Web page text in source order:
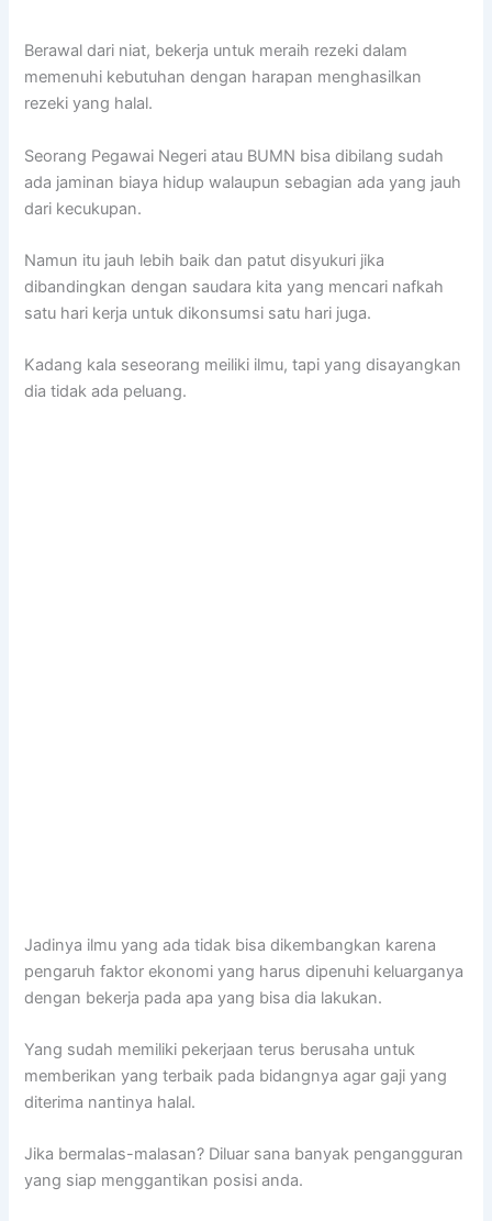
Berawal dari niat, bekerja untuk meraih rezeki dalam
memenuhi kebutuhan dengan harapan menghasilkan
rezeki yang halal.
Seorang Pegawai Negeri atau BUMN bisa dibilang sudah
ada jaminan biaya hidup walaupun sebagian ada yang jauh
dari kecukupan.
Namun itu jauh lebih baik dan patut disyukuri jika
dibandingkan dengan saudara kita yang mencari nafkah
satu hari kerja untuk dikonsumsi satu hari juga.
Kadang kala seseorang meiliki ilmu, tapi yang disayangkan
dia tidak ada peluang.
Jadinya ilmu yang ada tidak bisa dikembangkan karena
pengaruh faktor ekonomi yang harus dipenuhi keluarganya
dengan bekerja pada apa yang bisa dia lakukan.
Yang sudah memiliki pekerjaan terus berusaha untuk
memberikan yang terbaik pada bidangnya agar gaji yang
diterima nantinya halal.
Jika bermalas-malasan? Diluar sana banyak pengangguran
yang siap menggantikan posisi anda.